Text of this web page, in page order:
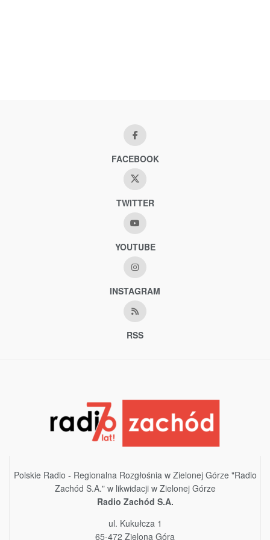
FACEBOOK
TWITTER
YOUTUBE
INSTAGRAM
RSS
Polskie Radio - Regionalna Rozgłośnia w Zielonej Górze "Radio
Zachód S.A." w likwidacji w Zielonej Górze
Radio Zachód S.A.
ul. Kukułcza 1
65-472 Zielona Góra